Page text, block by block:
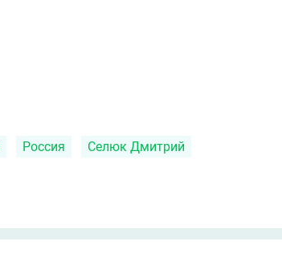
Россия Селюк Дмитрий